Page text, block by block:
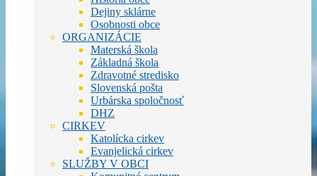
Dejiny sklárne
Osobnosti obce
ORGANIZÁCIE
Materská škola
Základná škola
Zdravotné stredisko
Slovenská pošta
Urbárska spoločnosť
DHZ
CIRKEV
Katolícka cirkev
Evanjelická cirkev
SLUŽBY V OBCI